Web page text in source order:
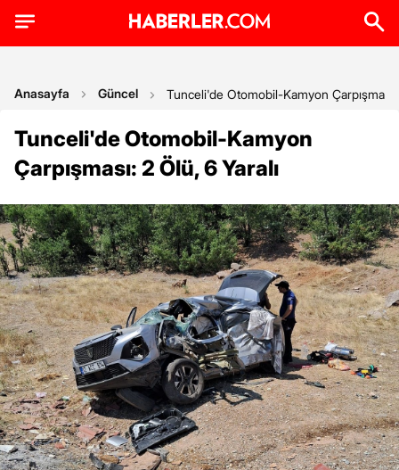
Anasayfa Güncel Tunceli'de Otomobil-Kamyon Çarpışması:
Tunceli'de Otomobil-Kamyon
Çarpışması: 2 Ölü, 6 Yaralı